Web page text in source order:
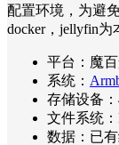
配置环境，为避
docker，jellyfin为
平台：魔百
系统：
存储设备
文件系统
数据：已